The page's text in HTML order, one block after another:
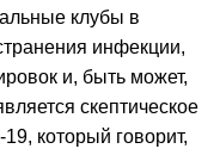
клубы в
инфекции,
и, быть может,
скептическое
который говорит,